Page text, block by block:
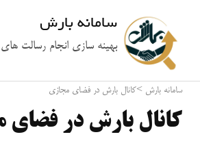
سامانه بارش
بهینه سازی انجام رسالت
سامانه بارش >کانال بارش در فضای مجازی
کانال بارش در فضای